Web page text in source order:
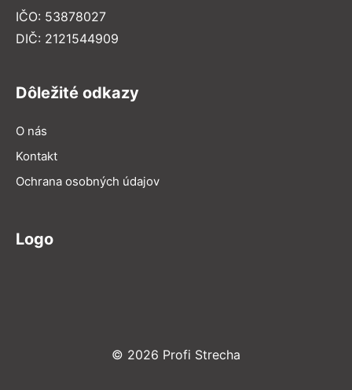
IČO: 53878027
DIČ: 2121544909
Dôležité odkazy
O nás
Kontakt
Ochrana osobných údajov
Logo
© 2026 Profi Strecha